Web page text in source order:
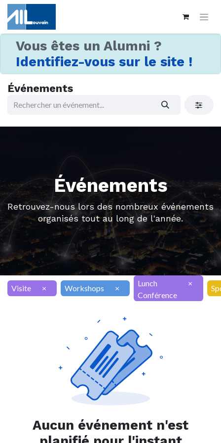
Vous êtes un Alumni ?
Identifiez-vous sur le site !
Événements
Événements
Retrouvez-nous lors des nombreux événements
organisés tout au long de l'année.
Visite × Workshops ×
Lunch
Conférence
×
Aucun événement n'est